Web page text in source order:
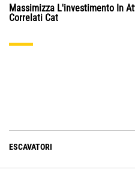
Massimizza L'investimento In
Correlati Cat
ESCAVATORI